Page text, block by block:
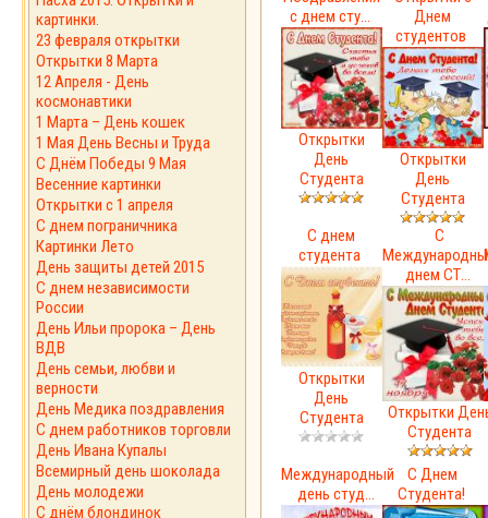
картинки.
23 февраля открытки
Открытки 8 Марта
12 Апреля - День
космонавтики
1 Марта – День кошек
1 Мая День Весны и Труда
С Днём Победы 9 Мая
Весенние картинки
Открытки с 1 апреля
С днем пограничника
Картинки Лето
День защиты детей 2015
С днем независимости
России
День Ильи пророка – День
ВДВ
День семьи, любви и
верности
День Медика поздравления
С днем работников торговли
День Ивана Купалы
Всемирный день шоколада
День молодежи
С днём блондинок
с днем сту...
Открытки
День
Студента
Днем
студентов
Открытки
День
Студента
С днем
студента
Открытки
День
Студента
С
днем СТ...
Открытки
Студента
Международный
день студ...
С Днем
Студента!